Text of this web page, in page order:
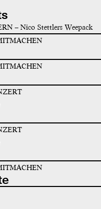
– Nico Stettlers Weepack